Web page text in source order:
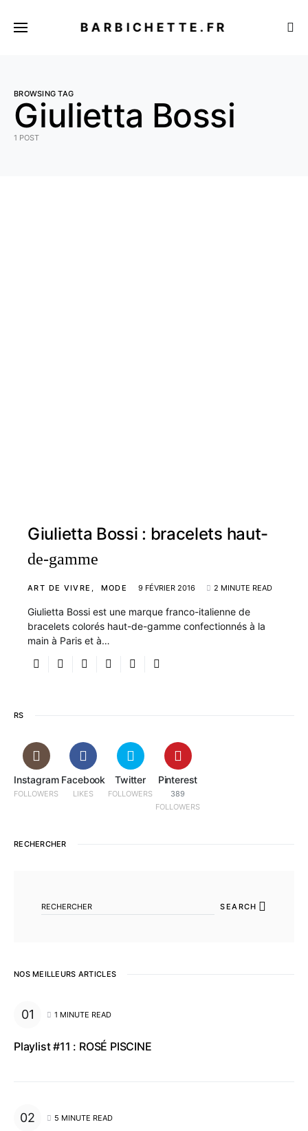
BARBICHETTE.FR
BROWSING TAG
Giulietta Bossi
1 POST
Giulietta Bossi : bracelets haut-
de-gamme
ART DE VIVRE MODE 9 FÉVRIER 2016 2 MINUTE READ
Giulietta Bossi est une marque franco-italienne de
bracelets colorés haut-de-gamme confectionnés à la
main à Paris et à…
RS
Instagram
FOLLOWERS
Facebook
LIKES
Twitter
FOLLOWERS
Pinterest
389
FOLLOWERS
RECHERCHER
SEARCH
NOS MEILLEURS ARTICLES
1 MINUTE READ
Playlist #11 : ROSÉ PISCINE
5 MINUTE READ